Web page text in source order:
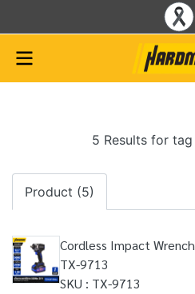
5 Results for tag
Product (5)
Cordless Impact
TX-9713
SKU : TX-9713